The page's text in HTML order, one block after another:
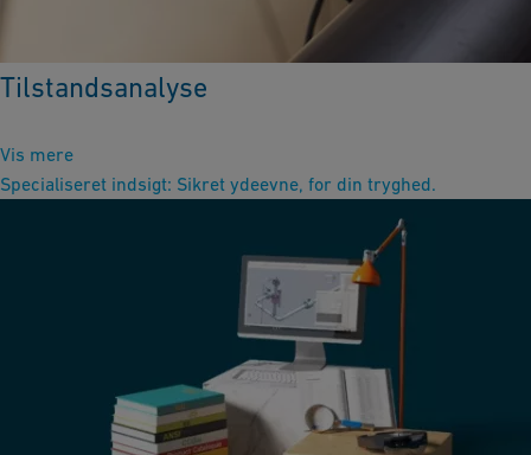
Tilstandsanalyse
Vis mere
Specialiseret indsigt: Sikret ydeevne, for din tryghed.